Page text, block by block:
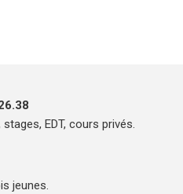
EDT, cours privés.
jeunes.